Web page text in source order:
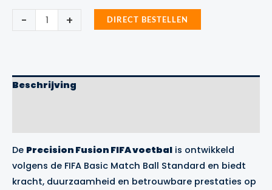
-
Precision
Fusion
+ DIRECT BESTELLEN
Beschrijving
De Precision Fusion FIFA voetbal is ontwikkeld
volgens de FIFA Basic Match Ball Standard en biedt
kracht, duurzaamheid en betrouwbare prestaties op